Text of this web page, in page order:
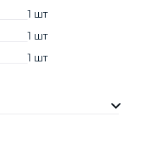
1 шт
1 шт
1 шт